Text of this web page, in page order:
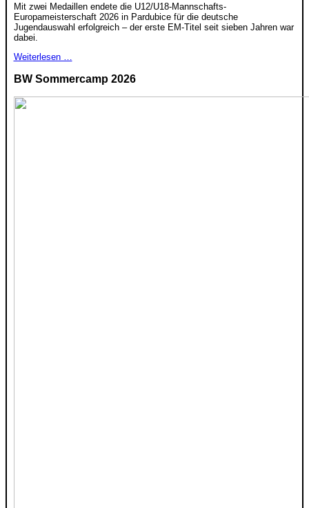
Mit zwei Medaillen endete die U12/U18-Mannschafts-
Europameisterschaft 2026 in Pardubice für die deutsche
Jugendauswahl erfolgreich – der erste EM-Titel seit sieben Jahren war
dabei.
Weiterlesen …
BW Sommercamp 2026